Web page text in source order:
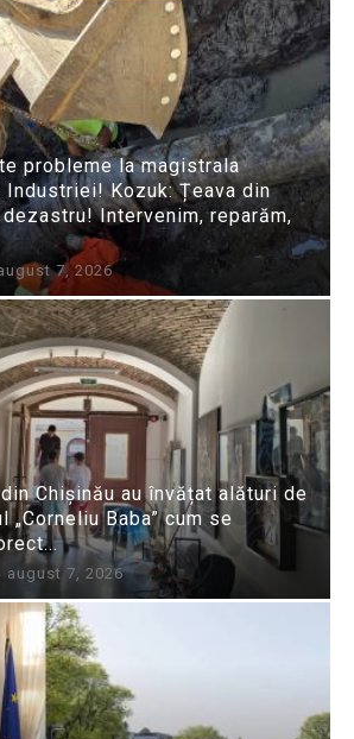
probleme la magistrala
Industriei! Kozuk: Țeava din
Intervenim, reparăm,
7, 2026
Chișinău au învățat alături de
„Corneliu Baba” cum se
august 7, 2026